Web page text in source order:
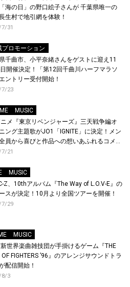
海の日」の野口絵子さんが 千葉県唯一の
生村で地引網を体験！
7/31
プロモーション
千曲市、小平奈緒さんをゲストに迎え11
開催決定！「第12回千曲川ハーフマラソ
ントリー受付開始！
7/23
MUSIC
メ『東京リベンジャーズ』三天戦争編オ
ング主題歌がJO1「IGNITE」に決定！メン
員から喜びと作品への想いあふれるコメン
着！9月に東京・大阪で先行上映会を開
7/21
MUSIC
Z、10thアルバム『The Way of L.O.V-E』の
スが決定！10月より全国ツアーを開催！
7/29
MUSIC
世界楽曲雑技団が手掛けるゲーム『THE
OF FIGHTERS ’96』のアレンジサウンドトラ
配信開始！
8/3